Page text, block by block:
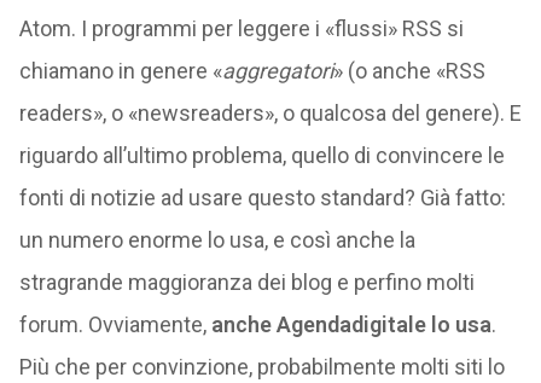
Atom. I programmi per leggere i «flussi» RSS si
chiamano in genere «aggregatori» (o anche «RSS
readers», o «newsreaders», o qualcosa del genere). E
riguardo all’ultimo problema, quello di convincere le
fonti di notizie ad usare questo standard? Già fatto:
un numero enorme lo usa, e così anche la
stragrande maggioranza dei blog e perfino molti
forum. Ovviamente, anche Agendadigitale lo usa.
Più che per convinzione, probabilmente molti siti lo